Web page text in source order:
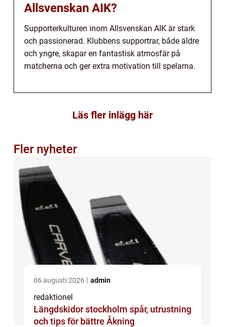
Allsvenskan AIK?
Supporterkulturen inom Allsvenskan AIK är stark
och passionerad. Klubbens supportrar, både äldre
och yngre, skapar en fantastisk atmosfär på
matcherna och ger extra motivation till spelarna.
Läs fler inlägg här
Fler nyheter
06 augusti 2026 admin
redaktionel
Längdskidor stockholm spår, utrustning
och tips för bättre Åkning